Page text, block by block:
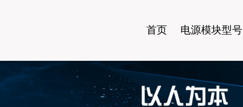
首页 电源模块型号